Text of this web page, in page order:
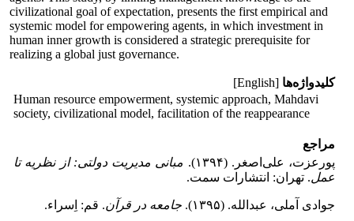
civilizational goal of expectation, presents the first empirical and
systemic model for empowering agents, in which investment in
human inner growth is considered a strategic prerequisite for
realizing a global just governance.
کلیدواژه‌ها [English]
Human resource empowerment, systemic approach, Mahdavi
society, civilizational model, facilitation of the reappearance
مراجع
پورعزت، علی‌اصغر. (۱۳۹۴).
مبانی مدیریت دولتی: از نظریه تا
عمل. تهران: انتشارات سمت.
جوادی آملی، عبدالله. (۱۳۹۵). جامعه در قرآن. قم: اِسراء.